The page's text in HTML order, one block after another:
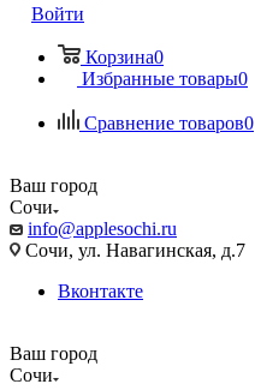
Войти
Корзина0
Избранные товары0
Сравнение товаров0
Ваш город
Сочи
info@applesochi.ru
Сочи, ул. Навагинская, д.7
Вконтакте
Ваш город
Сочи